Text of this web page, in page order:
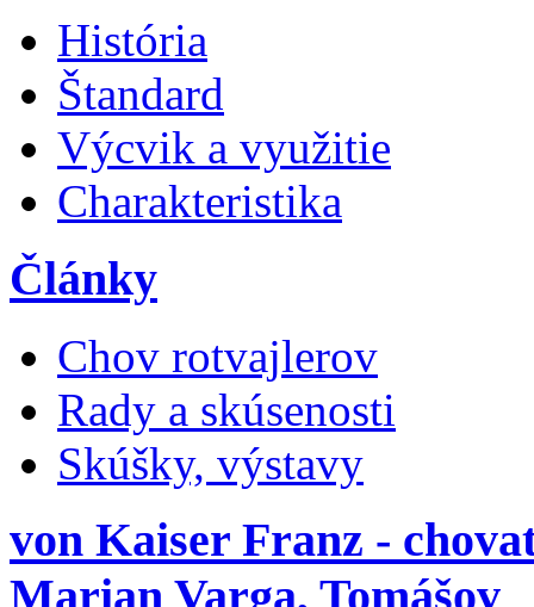
História
Štandard
Výcvik a využitie
Charakteristika
Články
Chov rotvajlerov
Rady a skúsenosti
Skúšky, výstavy
von Kaiser Franz -
Marian Varga, Tomášov